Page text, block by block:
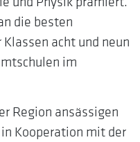
die besten
acht und neun
im
Region ansässigen
Kooperation mit der